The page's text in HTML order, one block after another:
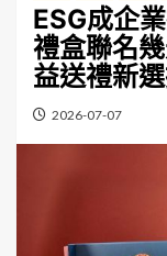
ESG成企
禮盒聯名
益送禮新
2026-07-07